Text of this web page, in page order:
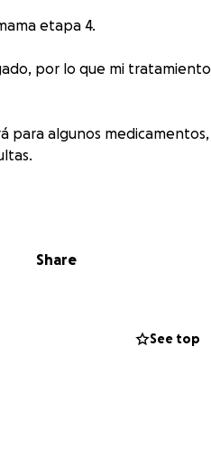
etapa 4.
por lo que mi tratamiento
para algunos medicamentos,
Share
See top